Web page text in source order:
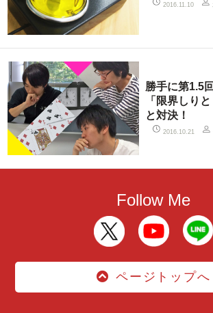
2016.11.10
勝手に第1.5
「限界しり
と対決！
2016.10.21
Follow Me
ページトップへ